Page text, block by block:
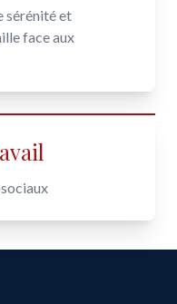
sérénité et
face aux